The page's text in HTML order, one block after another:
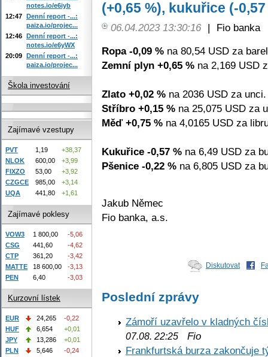
(+0,65 %), kukuřice (-0,57
06.04.2023 13:30:16 |
Fio banka
Ropa -0,09 % na 80,54 USD za
Zemní plyn +0,65 % na 2,169 USD
Zlato +0,02 % na 2036 USD za unci.
Stříbro +0,15 % na 25,075 USD za
Měď +0,75 % na 4,0165 USD za
Kukuřice -0,57 % na 6,49 USD za
Pšenice -0,22 % na 6,805 USD za
Jakub Němec
Fio banka, a.s.
Diskutovat
Poslední zprávy
Zámoří uzavřelo v kladných
07.08. 22:25 Fio
Frankfurtská burza zakončuje
notes.io/e6iyb
12:47 Denní report -...:
paiza.io/projec...
12:46 Denní report -...:
notes.io/e6yWX
20:09 Denní report -...:
paiza.io/projec...
Škola investování
Zajímavé vzestupy
PVT 1,19
+38,37
NLOK
600,00
+3,99
FIXZO
53,00
+3,92
CZGCE
985,00
+3,14
UQA
441,80 +1,61
Zajímavé poklesy
VOW3 1 800,00
-5,06
CSG
441,60
-4,62
CTP
361,20
-3,42
MATTE
18 600,00
-3,13
PEN
6,40 -3,03
Kurzovní lístek
EUR 24,265
-0,22
HUF
6,654
+0,01
JPY
13,286
+0,01
PLN
5,646
-0,24